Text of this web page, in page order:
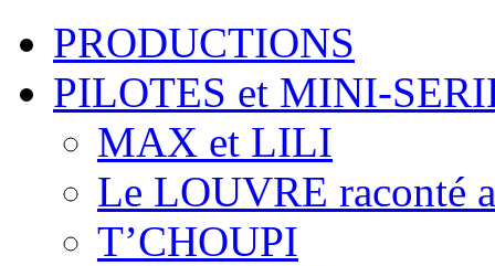
PRODUCTIONS
PILOTES et MINI-
MAX et LILI
Le LOUVRE raconté
T’CHOUPI